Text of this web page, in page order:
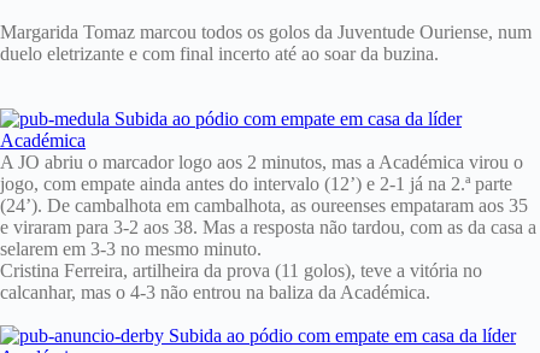
Margarida Tomaz marcou todos os golos da Juventude Ouriense, num
duelo eletrizante e com final incerto até ao soar da buzina.
A JO abriu o marcador logo aos 2 minutos, mas a Académica virou o
jogo, com empate ainda antes do intervalo (12’) e 2-1 já na 2.ª parte
(24’). De cambalhota em cambalhota, as oureenses empataram aos 35
e viraram para 3-2 aos 38. Mas a resposta não tardou, com as da casa a
selarem em 3-3 no mesmo minuto.
Cristina Ferreira, artilheira da prova (11 golos), teve a vitória no
calcanhar, mas o 4-3 não entrou na baliza da Académica.